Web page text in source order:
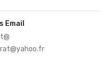
Email